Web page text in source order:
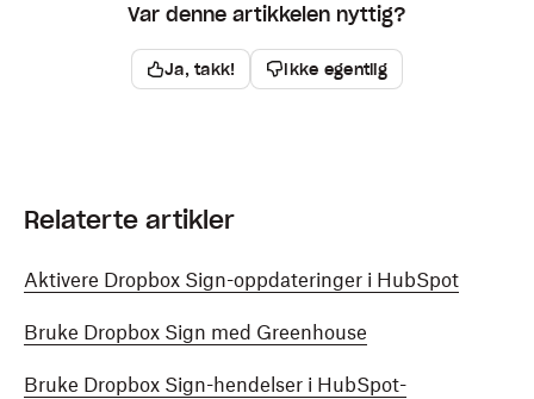
Var denne artikkelen nyttig?
Ja, takk! Ikke egentlig
Relaterte artikler
Aktivere Dropbox Sign-oppdateringer i HubSpot
Bruke Dropbox Sign med Greenhouse
Bruke Dropbox Sign-hendelser i HubSpot-